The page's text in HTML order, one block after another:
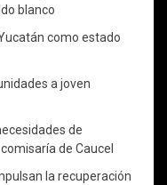
blanco
como estado
a joven
de
de Caucel
la recuperación